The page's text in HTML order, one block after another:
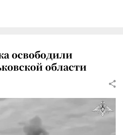
освободили
области